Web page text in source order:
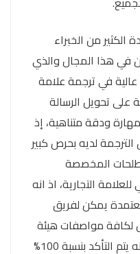
من الخبراء
في هذا المجال والذي
في ترجمة علامة
على تحويل الرسالة
ودقة متناهية، إذ
لديه بحرص كبير
المخصصة
التجارية، اذ انه
يمكن لفريق
لكافة مواصفات هيئة
الملكية الفكرية، والجدير بالذكر انه يتم التأكد بنسبة 100%